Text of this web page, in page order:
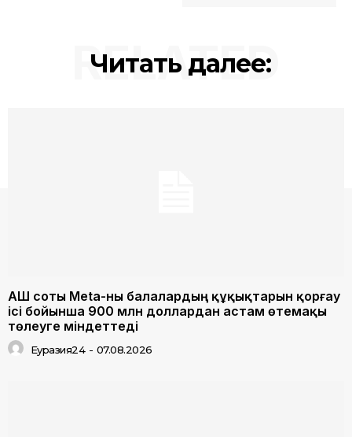
Читать далее:
RELATED
АҚШ соты Meta-ны балалардың құқықтарын қорғау
ісі бойынша 900 млн доллардан астам өтемақы
төлеуге міндеттеді
Еуразия24 - 07.08.2026